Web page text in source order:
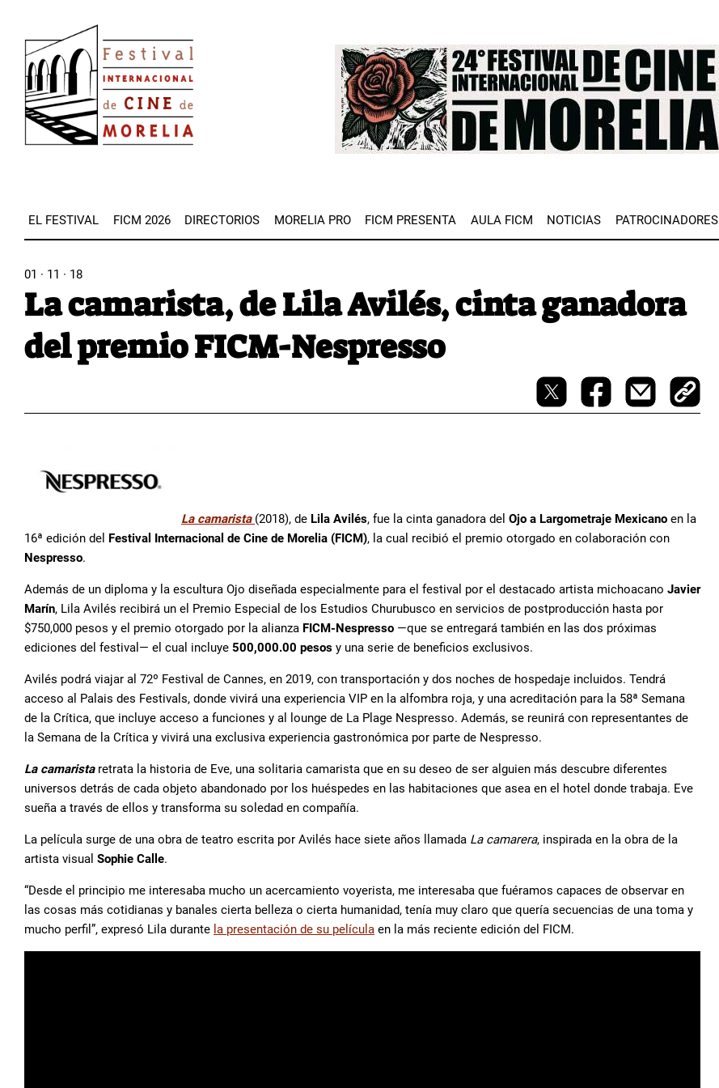
contenido
principal
Image
EL FESTIVAL FICM 2026 DIRECTORIOS MORELIA PRO FICM PRESENTA AULA FICM NOTICIAS PATROCINADORES
01 · 11 · 18
La camarista, de Lila Avilés, cinta ganadora
del premio FICM-Nespresso
La camarista (2018), de Lila Avilés, fue la cinta ganadora del Ojo a Largometraje Mexicano en la
16ª edición del Festival Internacional de Cine de Morelia (FICM), la cual recibió el premio otorgado en colaboración con
Nespresso.
Además de un diploma y la escultura Ojo diseñada especialmente para el festival por el destacado artista michoacano Javier
Marín, Lila Avilés recibirá un el Premio Especial de los Estudios Churubusco en servicios de postproducción hasta por
$750,000 pesos y el premio otorgado por la alianza FICM-Nespresso —que se entregará también en las dos próximas
ediciones del festival— el cual incluye 500,000.00 pesos y una serie de beneficios exclusivos.
Avilés podrá viajar al 72º Festival de Cannes, en 2019, con transportación y dos noches de hospedaje incluidos. Tendrá
acceso al Palais des Festivals, donde vivirá una experiencia VIP en la alfombra roja, y una acreditación para la 58ª Semana
de la Crítica, que incluye acceso a funciones y al lounge de La Plage Nespresso. Además, se reunirá con representantes de
la Semana de la Crítica y vivirá una exclusiva experiencia gastronómica por parte de Nespresso.
La camaristaretrata la historia de Eve, una solitaria camarista que en su deseo de ser alguien más descubre diferentes
universos detrás de cada objeto abandonado por los huéspedes en las habitaciones que asea en el hotel donde trabaja. Eve
sueña a través de ellos y transforma su soledad en compañía.
La película surge de una obra de teatro escrita por Avilés hace siete años llamada La camarera, inspirada en la obra de la
artista visual Sophie Calle.
“Desde el principio me interesaba mucho un acercamiento voyerista, me interesaba que fuéramos capaces de observar en
las cosas más cotidianas y banales cierta belleza o cierta humanidad, tenía muy claro que quería secuencias de una toma y
mucho perfil”, expresó Lila durante la presentación de su película en la más reciente edición del FICM.